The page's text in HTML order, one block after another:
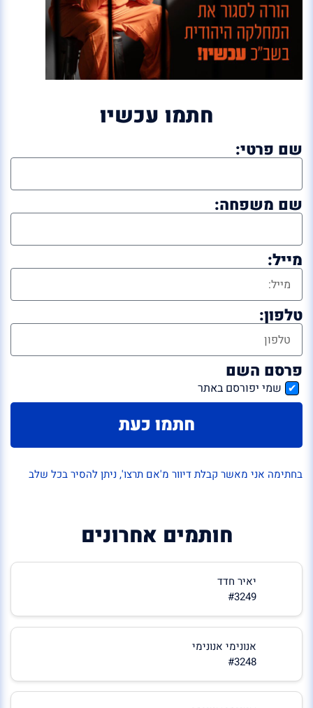
חתמו עכשיו
שם פרטי:
שם משפחה:
מייל:
טלפון:
פרסם השם
שמי יפורסם באתר
חתמו כעת
בחתימה אני מאשר קבלת דיוור מ'אם תרצו', ניתן להסיר בכל שלב
חותמים אחרונים
יאיר חדד
#3249
אנונימי אנונימי
#3248